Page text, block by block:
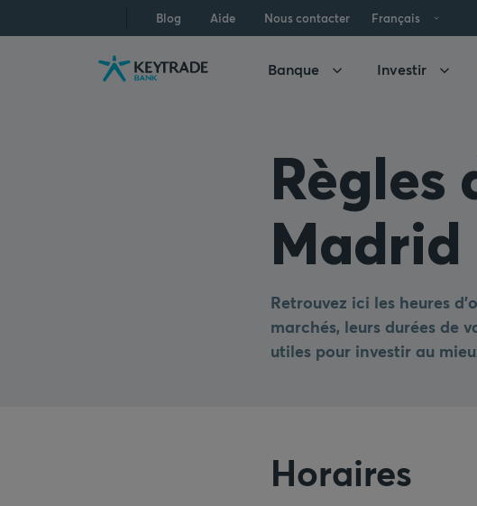
à
à
au
Blog Aide Nous contacter Français
Banque Investir
Règles
Madrid
Retrouvez ici les heures
marchés, leurs durées de
utiles pour investir au
Horaires